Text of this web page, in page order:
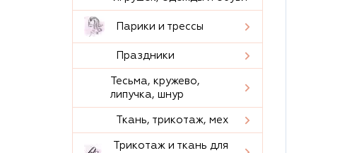
Парики и трессы
Праздники
Тесьма, кружево,
липучка, шнур
Ткань, трикотаж, мех
Трикотаж и ткань для